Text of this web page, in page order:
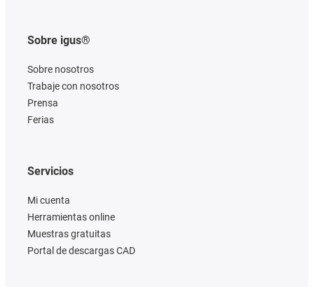
Sobre igus®
Sobre nosotros
Trabaje con nosotros
Prensa
Ferias
Servicios
Mi cuenta
Herramientas online
Muestras gratuitas
Portal de descargas CAD